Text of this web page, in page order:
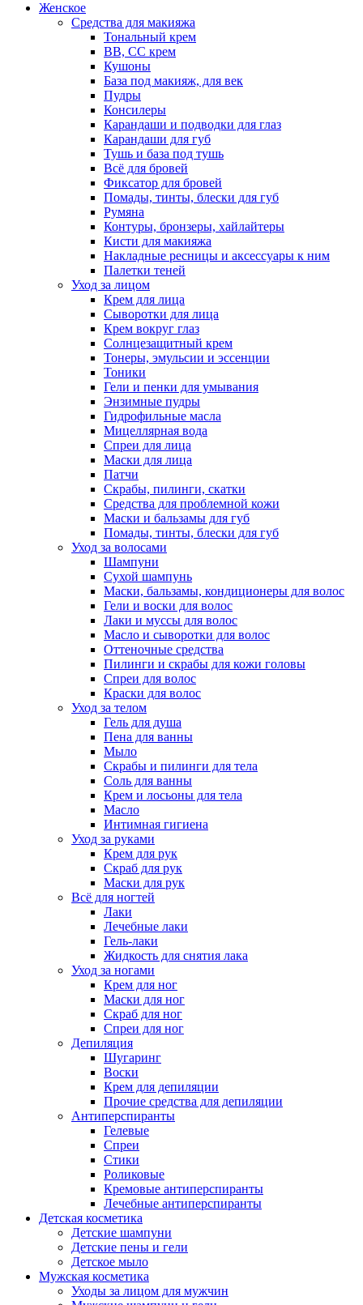
Женское
Средства для макияжа
Тональный крем
BB, CC крем
Кушоны
База под макияж, для век
Пудры
Консилеры
Карандаши и подводки для глаз
Карандаши для губ
Тушь и база под тушь
Всё для бровей
Фиксатор для бровей
Помады, тинты, блески для губ
Румяна
Контуры, бронзеры, хайлайтеры
Кисти для макияжа
Накладные ресницы и аксессуары к ним
Палетки теней
Уход за лицом
Крем для лица
Сыворотки для лица
Крем вокруг глаз
Солнцезащитный крем
Тонеры, эмульсии и эссенции
Тоники
Гели и пенки для умывания
Энзимные пудры
Гидрофильные масла
Мицеллярная вода
Спреи для лица
Маски для лица
Патчи
Скрабы, пилинги, скатки
Средства для проблемной кожи
Маски и бальзамы для губ
Помады, тинты, блески для губ
Уход за волосами
Шампуни
Сухой шампунь
Маски, бальзамы, кондиционеры для волос
Гели и воски для волос
Лаки и муссы для волос
Масло и сыворотки для волос
Оттеночные средства
Пилинги и скрабы для кожи головы
Спреи для волос
Краски для волос
Уход за телом
Гель для душа
Пена для ванны
Мыло
Скрабы и пилинги для тела
Соль для ванны
Крем и лосьоны для тела
Масло
Интимная гигиена
Уход за руками
Крем для рук
Скраб для рук
Маски для рук
Всё для ногтей
Лаки
Лечебные лаки
Гель-лаки
Жидкость для снятия лака
Уход за ногами
Крем для ног
Маски для ног
Скраб для ног
Спреи для ног
Депиляция
Шугаринг
Воски
Крем для депиляции
Прочие средства для депиляции
Антиперспиранты
Гелевые
Спреи
Стики
Роликовые
Кремовые антиперспиранты
Лечебные антиперспиранты
Детская косметика
Детские шампуни
Детские пены и гели
Детское мыло
Мужская косметика
Уходы за лицом для мужчин